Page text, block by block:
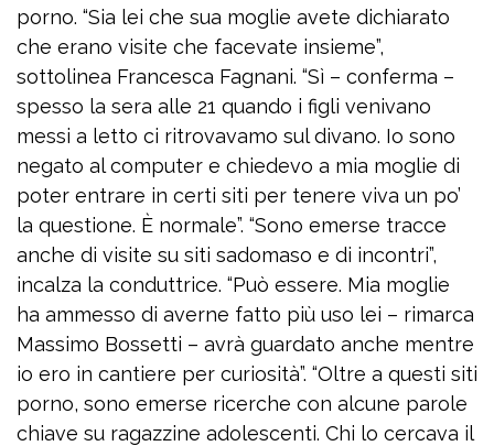
porno. “Sia lei che sua moglie avete dichiarato
che erano visite che facevate insieme”,
sottolinea Francesca Fagnani. “Sì – conferma –
spesso la sera alle 21 quando i figli venivano
messi a letto ci ritrovavamo sul divano. Io sono
negato al computer e chiedevo a mia moglie di
poter entrare in certi siti per tenere viva un po’
la questione. È normale”. “Sono emerse tracce
anche di visite su siti sadomaso e di incontri”,
incalza la conduttrice. “Può essere. Mia moglie
ha ammesso di averne fatto più uso lei – rimarca
Massimo Bossetti – avrà guardato anche mentre
io ero in cantiere per curiosità”. “Oltre a questi siti
porno, sono emerse ricerche con alcune parole
chiave su ragazzine adolescenti. Chi lo cercava il